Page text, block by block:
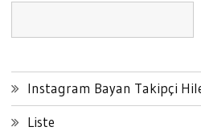
Instagram Bayan Takipçi
Liste